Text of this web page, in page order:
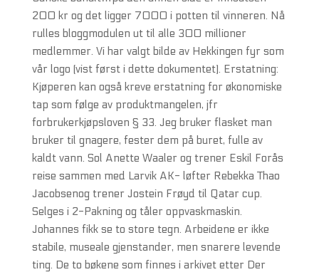
200 kr og det ligger 7000 i potten til vinneren. Nå
rulles bloggmodulen ut til alle 300 millioner
medlemmer. Vi har valgt bilde av Hekkingen fyr som
vår logo (vist først i dette dokumentet). Erstatning:
Kjøperen kan også kreve erstatning for økonomiske
tap som følge av produktmangelen, jfr
forbrukerkjøpsloven § 33. Jeg bruker flasket man
bruker til gnagere, fester dem på buret, fulle av
kaldt vann. Sol Anette Waaler og trener Eskil Forås
reise sammen med Larvik AK- løfter Rebekka Thao
Jacobsenog trener Jostein Frøyd til Qatar cup.
Selges i 2-Pakning og tåler oppvaskmaskin.
Johannes fikk se to store tegn. Arbeidene er ikke
stabile, museale gjenstander, men snarere levende
ting. De to bøkene som finnes i arkivet etter Der